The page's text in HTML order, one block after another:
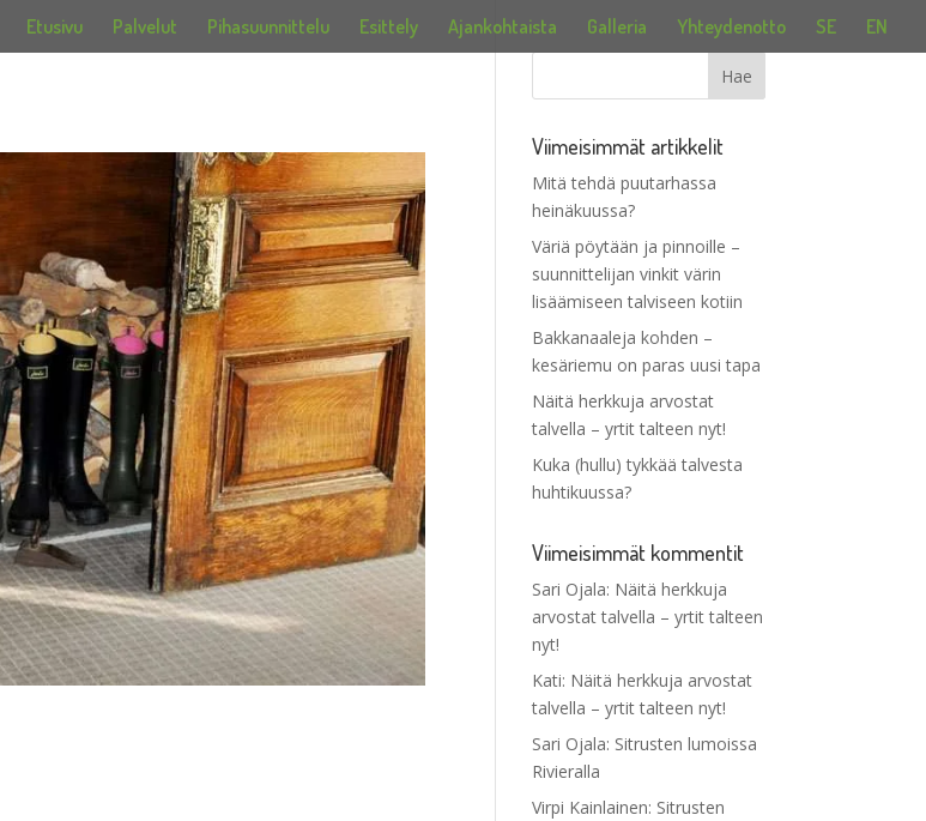
Etusivu Palvelut Pihasuunnittelu Esittely Ajankohtaista Galleria Yhteydenotto SE EN
Viimeisimmät artikkelit
Mitä tehdä puutarhassa
heinäkuussa?
Väriä pöytään ja pinnoille –
suunnittelijan vinkit värin
lisäämiseen talviseen kotiin
Bakkanaaleja kohden –
kesäriemu on paras uusi tapa
Näitä herkkuja arvostat
talvella – yrtit talteen nyt!
Kuka (hullu) tykkää talvesta
huhtikuussa?
Viimeisimmät kommentit
Sari Ojala: Näitä herkkuja
arvostat talvella – yrtit talteen
nyt!
Kati: Näitä herkkuja arvostat
talvella – yrtit talteen nyt!
Sari Ojala: Sitrusten lumoissa
Rivieralla
Virpi Kainlainen: Sitrusten